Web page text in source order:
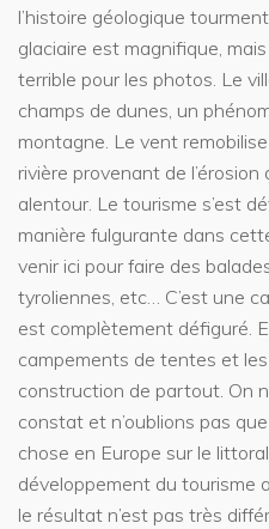
l’histoire géologique
glaciaire est magnifique,
terrible pour les photos. Le
champs de dunes, un
montagne. Le vent
rivière provenant de
alentour. Le tourisme s’est
manière fulgurante dans
venir ici pour faire des
tyroliennes, etc… C’est une
est complètement défiguré.
campements de tentes et
construction de partout. On
constat et n’oublions pas
chose en Europe sur le
développement du tourisme
le résultat n’est pas très